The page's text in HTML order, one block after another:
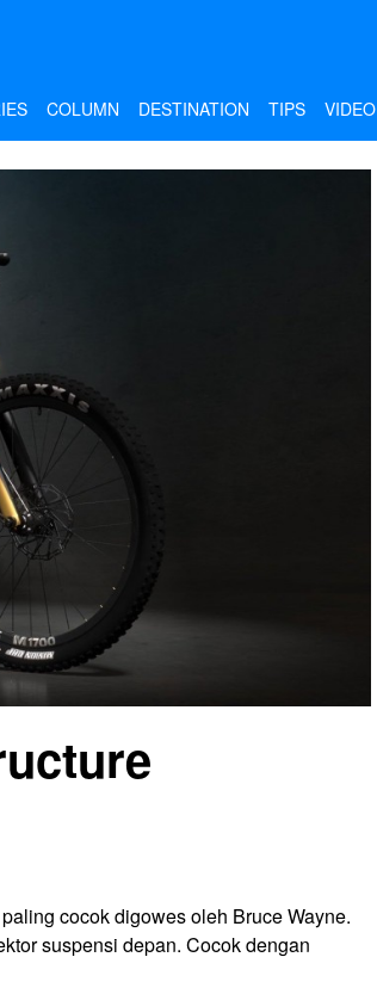
COLUMN DESTINATION TIPS VIDEO
cocok digowes oleh Bruce Wayne.
suspensi depan. Cocok dengan